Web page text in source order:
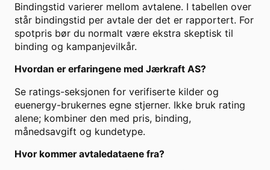
Bindingstid varierer mellom avtalene. I tabellen over
står bindingstid per avtale der det er rapportert. For
spotpris bør du normalt være ekstra skeptisk til
binding og kampanjevilkår.
Hvordan er erfaringene med Jærkraft AS?
Se ratings-seksjonen for verifiserte kilder og
euenergy-brukernes egne stjerner. Ikke bruk rating
alene; kombiner den med pris, binding,
månedsavgift og kundetype.
Hvor kommer avtaledataene fra?